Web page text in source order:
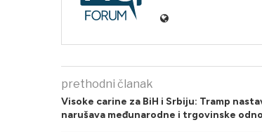
prethodni članak
Visoke carine za BiH i Srbiju: Tramp
narušava međunarodne i trgovinske